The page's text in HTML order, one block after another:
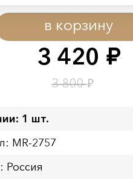
3 420 руб.
3 800₽
в корзину
действия акции:
до окончания:
1 шт.
MR-2757
Россия